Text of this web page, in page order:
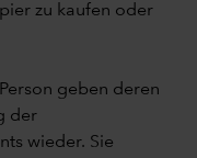
zu kaufen oder
geben deren
der
wieder. Sie